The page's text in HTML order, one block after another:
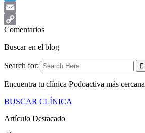
Telegram
Email
Copy
Link
Comentarios
Buscar en el blog
Search for:
Encuentra tu clínica Podoactiva más cercana
BUSCAR CLÍNICA
Artículo Destacado